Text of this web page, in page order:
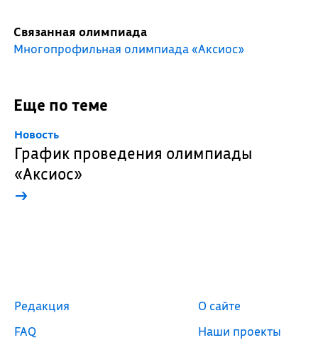
Связанная олимпиада
Многопрофильная олимпиада «Аксиос»
Еще по теме
Новость
График проведения олимпиады
«Аксиос»
→
Редакция
FAQ
О сайте
Наши проекты